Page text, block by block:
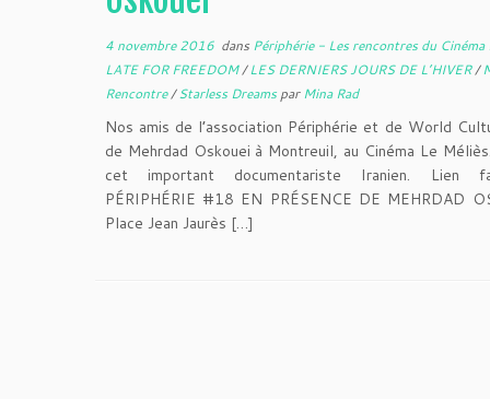
4 novembre 2016dans Périphérie - Les rencontres du
LATE FOR FREEDOM/LES DERNIERS JOURS DE L’HIVER/
Rencontre/Starless DreamsparMina Rad
Nos amis de l’association Périphérie et de World
de Mehrdad Oskouei à Montreuil, au Cinéma Le
cet important documentariste Iranien.
PÉRIPHÉRIE #18 EN PRÉSENCE DE MEHRDAD
Place Jean Jaurès […]